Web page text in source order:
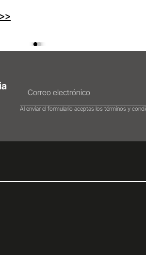
Al enviar el formulario aceptas los términos y